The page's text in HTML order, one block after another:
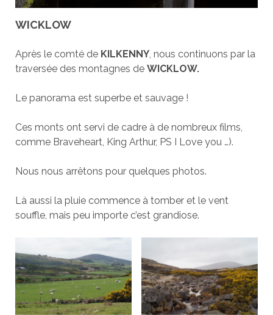
WICKLOW
Après le comté deKILKENNY, nous continuons par la
traversée des montagnes de WICKLOW.
Le panorama est superbe et sauvage !
Ces monts ont servi de cadre à de nombreux films,
comme Braveheart, King Arthur, PS I Love you …).
Nous nous arrêtons pour quelques photos.
Là aussi la pluie commence à tomber et le vent
souffle, mais peu importe c’est grandiose.